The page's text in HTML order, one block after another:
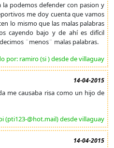
la podemos defender con pasion y
me doy cuenta que vamos
lo mismo que las malas palabras
cayendo bajo y de ahí es difícil
¨menos¨ malas palabras.
por: ramiro (si ) desde de villaguay
14-04-2015
me causaba risa como un hijo de
(pti123-@hot.mail) desde villaguay
14-04-2015